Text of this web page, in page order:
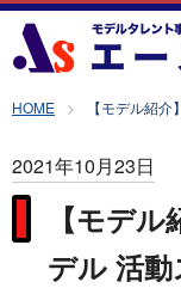
HOME 【モデル紹
2021年10月23日
【モデ
デル 活動